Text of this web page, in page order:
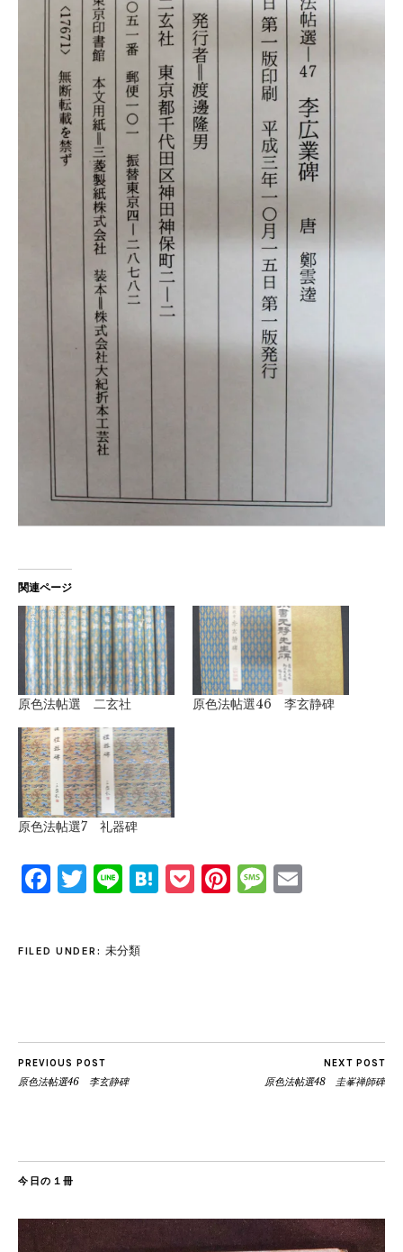
関連ページ
原色法帖選 二玄社 原色法帖選46 李玄静碑
原色法帖選7 礼器碑
Facebook
Twitter
LineHatena
Pocket
Pinterest
Message
FILED UNDER: 未分類
PREVIOUS POST
原色法帖選46 李玄静碑
NEXT POST
原色法帖選48 圭峯禅師碑
今日の１冊